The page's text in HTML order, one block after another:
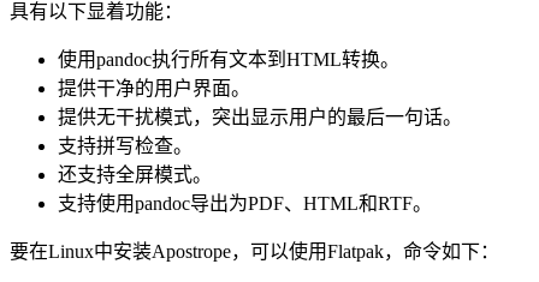
具有以下显着功能：
使用pandoc执行所有文本到HTML转换。
提供干净的用户界面。
提供无干扰模式，突出显示用户的最后一句话。
支持拼写检查。
还支持全屏模式。
支持使用pandoc导出为PDF、HTML和RTF。
要在Linux中安装Apostrope，可以使用Flatpak，命令如下：